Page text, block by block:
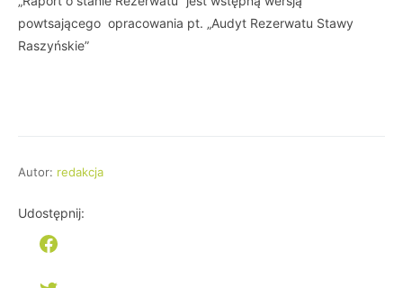
powtsającego opracowania pt. „Audyt Rezerwatu Stawy
Raszyńskie”
Autor: redakcja
Udostępnij: